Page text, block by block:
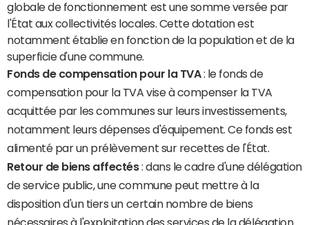
globale de fonctionnement est une somme versée par
l'État aux collectivités locales. Cette dotation est
notamment établie en fonction de la population et de la
superficie d'une commune.
Fonds de compensation pour la TVA: le fonds de
compensation pour la TVA vise à compenser la TVA
acquittée par les communes sur leurs investissements,
notamment leurs dépenses d'équipement. Ce fonds est
alimenté par un prélèvement sur recettes de l'État.
Retour de biens affectés: dans le cadre d'une délégation
de service public, une commune peut mettre à la
disposition d'un tiers un certain nombre de biens
nécessaires à l'exploitation des services de la délégation.